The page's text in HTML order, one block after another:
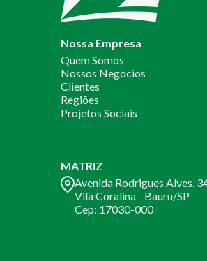
Nossa Empresa
Quem Somos
Nossos Negócios
Clientes
Regiões
Projetos Sociais
MATRIZ
Avenida Rodrigues Alves,
Vila Coralina - Bauru/SP
Cep: 17030-000